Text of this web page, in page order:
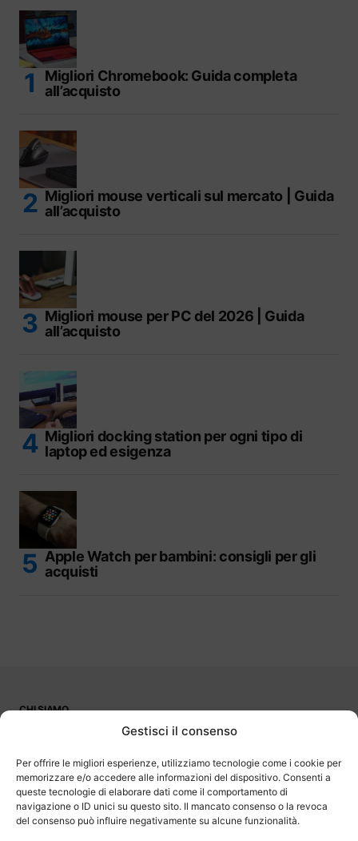
Gestisci il consenso
Per offrire le migliori esperienze, utilizziamo tecnologie come i cookie per
memorizzare e/o accedere alle informazioni del dispositivo. Consenti a
queste tecnologie di elaborare dati come il comportamento di
navigazione o ID unici su questo sito. Il mancato consenso o la revoca
del consenso può influire negativamente su alcune funzionalità.
Migliori Chromebook: Guida completa
all’acquisto
Migliori mouse verticali sul mercato | Guida
all’acquisto
Migliori mouse per PC del 2026 | Guida
all’acquisto
Migliori docking station per ogni tipo di
laptop ed esigenza
Apple Watch per bambini: consigli per gli
acquisti
CHI SIAMO
OutOfBit